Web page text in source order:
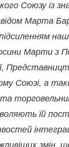
Союзу із
Марта
Марти з
Союзі, а
та
їй
змін,